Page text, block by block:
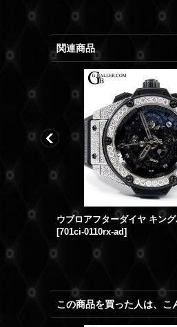
関連商品
アエロバン オールホワイト 311.SE ウブロアフターダイヤ
[701ci-0110rx-ad]
この商品を買った人は、こ